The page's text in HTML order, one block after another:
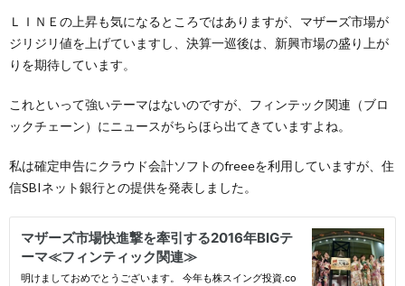
ＬＩＮＥの上昇も気になるところではありますが、マザーズ市場が
ジリジリ値を上げていますし、決算一巡後は、新興市場の盛り上が
りを期待しています。
これといって強いテーマはないのですが、フィンテック関連（ブロ
ックチェーン）にニュースがちらほら出てきていますよね。
私は確定申告にクラウド会計ソフトのfreeeを利用していますが、住
信SBIネット銀行との提供を発表しました。